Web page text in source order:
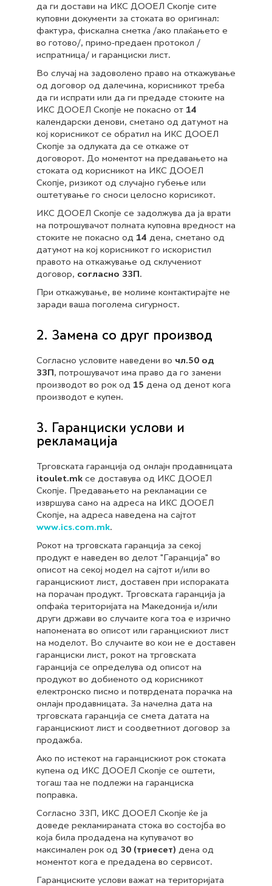
да ги достави на ИКС ДООЕЛ Скопје сите
куповни документи за стоката во оригинал:
фактура, фискална сметка /ако плаќањето е
во готово/, примо-предаен протокол /
испратница/ и гаранциски лист.
Во случај на задоволено право на откажување
од договор од далечина, корисникот треба
да ги испрати или да ги предаде стоките на
ИКС ДООЕЛ Скопје не покасно от 14
календарски денови, сметано од датумот на
кој корисникот се обратил на ИКС ДООЕЛ
Скопје за одлуката да се откаже от
договорот. До моментот на предавањето на
стоката од корисникот на ИКС ДООЕЛ
Скопје, ризикот од случајно губење или
оштетување го сноси целосно корисикот.
ИКС ДООЕЛ Скопје се задолжува да ја врати
на потрошувачот полната куповна вредност на
стоките не покасно од 14 дена, сметано од
датумот на кој корисникот го искористил
правото на откажување од склучениот
договор, согласно ЗЗП.
При откажување, ве молиме контактирајте не
заради ваша поголема сигурност.
2. Замена со друг производ
Согласно условите наведени во чл.50 од
ЗЗП, потрошувачот има право да го замени
производот во рок од 15 дена од денот кога
производот е купен.
3. Гаранциски услови и
рекламација
Трговската гаранција од онлајн продавницата
itoulet.mk се доставува од ИКС ДООЕЛ
Скопје. Предавањето на рекламации се
извршува само на адреса на ИКС ДООЕЛ
Скопје, на адреса наведена на сајтот
www.ics.com.mk.
Рокот на трговската гаранција за секој
продукт е наведен во делот "Гаранција" во
описот на секој модел на сајтот и/или во
гаранцискиот лист, доставен при испораката
на порачан продукт. Трговската гаранција ја
опфаќа територијата на Македонија и/или
други држави во случаите кога тоа е изрично
напомената во описот или гаранцискиот лист
на моделот. Во случаите во кои не е доставен
гаранциски лист, рокот на трговската
гаранција се определува од описот на
продукот во добиеното од корисникот
електронско писмо и потврдената порачка на
онлајн продавницата. За начелна дата на
трговската гаранција се смета датата на
гаранцискиот лист и соодветниот договор за
продажба.
Ако по истекот на гаранцискиот рок стоката
купена од ИКС ДООЕЛ Скопје се оштети,
тогаш таа не подлежи на гаранциска
поправка.
Согласно ЗЗП, ИКС ДООЕЛ Скопје ќе ја
доведе рекламираната стока во состојба во
која била продадена на купувачот во
максимален рок од 30 (триесет) дена од
моментот кога е предадена во сервисот.
Гаранциските услови важат на територијата